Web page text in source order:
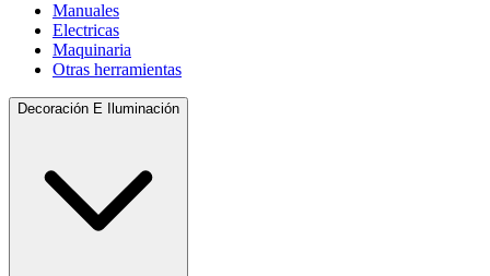
Manuales
Electricas
Maquinaria
Otras herramientas
Decoración E Iluminación